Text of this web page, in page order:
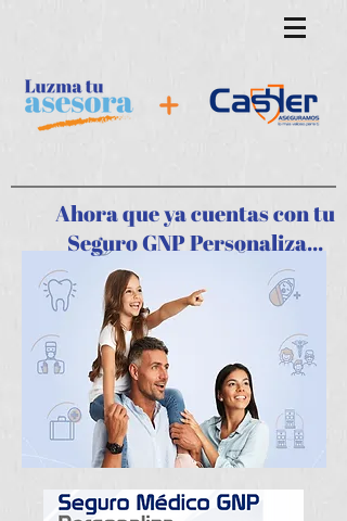
Ahora que ya cuentas con tu
Seguro GNP Personaliza...